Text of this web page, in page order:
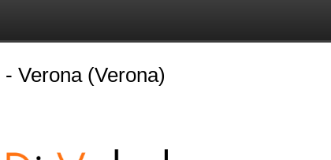
- Verona (Verona)